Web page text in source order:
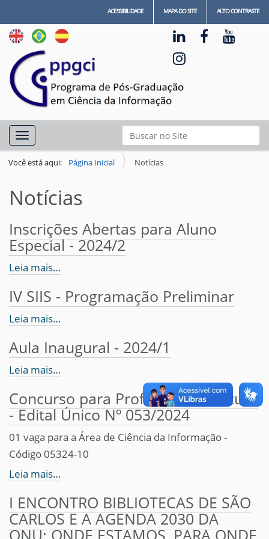
ACESSIBILIDADE MAPA DO SITE ALTO CONTRASTE
Busca
Busca Avançada…
Toggle navigation
Você está aqui: Página Inicial Notícias
Notícias
Inscrições Abertas para Aluno
Especial - 2024/2
Leia mais…
IV SIIS - Programação Preliminar
Leia mais…
Aula Inaugural - 2024/1
Leia mais…
Concurso para Professor Substituto
- Edital Único Nº 053/2024
01 vaga para a Área de Ciência da Informação -
Código 05324-10
Leia mais…
I ENCONTRO BIBLIOTECAS DE SÃO
CARLOS E A AGENDA 2030 DA
ONU: ONDE ESTAMOS, PARA ONDE